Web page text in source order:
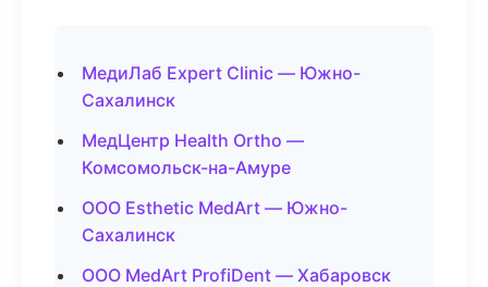
МедиЛаб Expert Clinic — Южно-
Сахалинск
МедЦентр Health Ortho —
Комсомольск-на-Амуре
ООО Esthetic MedArt — Южно-
Сахалинск
ООО MedArt ProfiDent — Хабаровск